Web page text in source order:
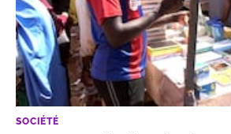
SOCIÉTÉ